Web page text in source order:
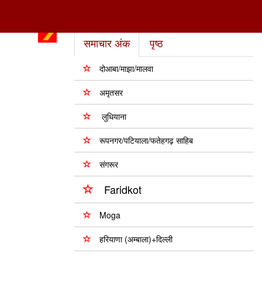
समाचार अंक पृष्ठ
दोआबा/माझा/मालवा
अमृतसर
लुधियाना
रूपनगर/पटियाला/फतेहगढ़ साहिब
संगरूर
Faridkot
Moga
हरियाणा (अम्बाला)+दिल्ली